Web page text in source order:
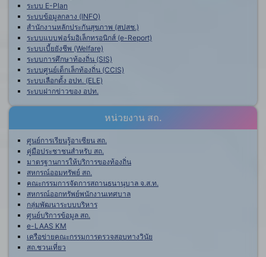
ระบบ E-Plan
ระบบข้อมูลกลาง (INFO)
สำนักงานหลักประกันสุขภาพ (สปสช.)
ระบบแบบฟอร์มอิเล็กทรอนิกส์ (e-Report)
ระบบเบี้ยยังชีพ (Welfare)
ระบบการศึกษาท้องถิ่น (SIS)
ระบบศูนย์เด็กเล็กท้องถิ่น (CCIS)
ระบบเลือกตั้ง อปท. (ELE)
ระบบฝากข่าวของ อปท.
หน่วยงาน สถ.
ศูนย์การเรียนรู้อาเซียน สถ.
คู่มือประชาชนสำหรับ สถ.
มาตรฐานการให้บริการของท้องถิ่น
สหกรณ์ออมทรัพย์ สถ.
คณะกรรมการจัดการสถานธนานุบาล จ.ส.ท.
สหกรณ์ออกทรัพย์พนักงานเทศบาล
กลุ่มพัฒนาระบบบริหาร
ศูนย์บริการข้อมูล สถ.
e-LAAS KM
เครือข่ายคณะกรรมการตรวจสอบทางวินัย
สถ.ชวนเที่ยว